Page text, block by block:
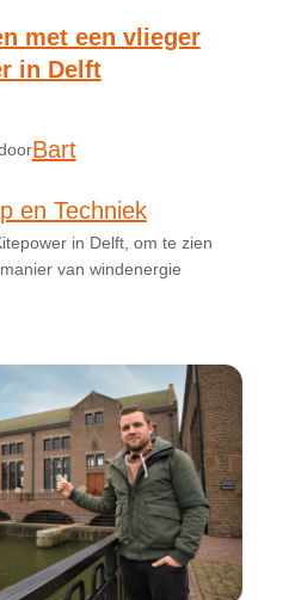
met een vlieger
in Delft
Bart
en Techniek
in Delft, om te zien
van windenergie